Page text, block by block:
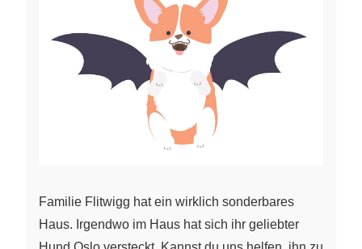
Familie Flitwigg hat ein wirklich sonderbares
Haus. Irgendwo im Haus hat sich ihr geliebter